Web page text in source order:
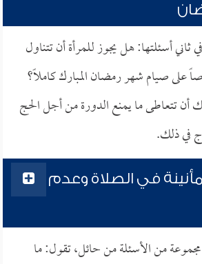
ثاني أسئلتها: هل يجوز للمرأة أن تتناول
على صيام شهر رمضان المبارك كاملاً؟
تتعاطى ما يمنع الدورة من أجل الحج
في ذلك.
في الصلاة وعدم
مجموعة من الأسئلة من حائل، تقول: ما